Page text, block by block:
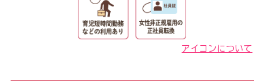
アイコンについて